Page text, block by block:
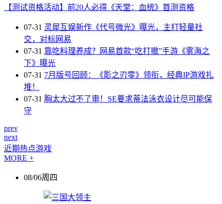
【测试资格活动】前20人必得《天堂：血统》首测资格
07-31 灵犀互娱新作《代号微光》曝光，主打轻量社
交，对标网易
07-31 靠吃料理养成？网易首款“吃打撤”手游《雾海之
下》曝光
07-31 7月版号回顾：《影之刃零》领衔，经典IP游戏扎
堆！
07-31 胸太大过不了审！SE要求蒂法泳衣设计尽可能保
守
prev
next
近期热点游戏
MORE +
08/06周四